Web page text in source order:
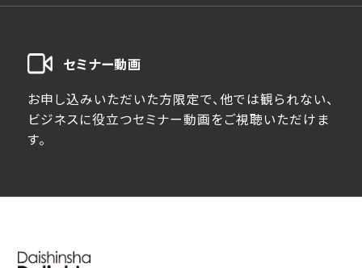
セミナー動画
お申し込みいただいた方限定で、他では観られない、
ビジネスに役立つセミナー動画をご視聴いただけま
す。